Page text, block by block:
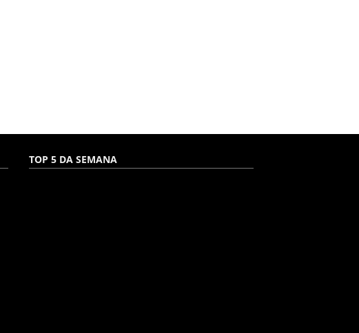
TOP 5 DA SEMANA